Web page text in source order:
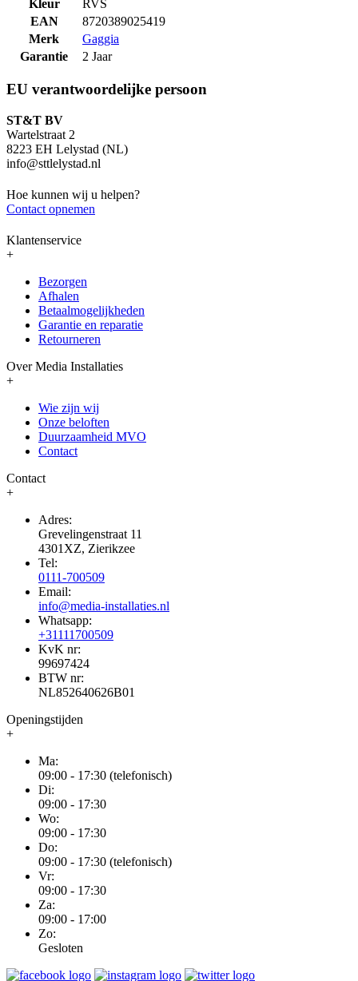
Kleur
RVS
EAN
8720389025419
Merk
Gaggia
Garantie
2 Jaar
EU verantwoordelijke persoon
ST&T BV
Wartelstraat 2
8223 EH Lelystad (NL)
info@sttlelystad.nl
Hoe kunnen wij u helpen?
Contact opnemen
Klantenservice
+
Bezorgen
Afhalen
Betaalmogelijkheden
Garantie en reparatie
Retourneren
Over Media Installaties
+
Wie zijn wij
Onze beloften
Duurzaamheid MVO
Contact
Contact
+
Adres:
Grevelingenstraat 11
4301XZ, Zierikzee
Tel:
0111-700509
Email:
info@media-installaties.nl
Whatsapp:
+31111700509
KvK nr:
99697424
BTW nr:
NL852640626B01
Openingstijden
+
Ma:
09:00 - 17:30 (telefonisch)
Di:
09:00 - 17:30
Wo:
09:00 - 17:30
Do:
09:00 - 17:30 (telefonisch)
Vr:
09:00 - 17:30
Za:
09:00 - 17:00
Zo:
Gesloten